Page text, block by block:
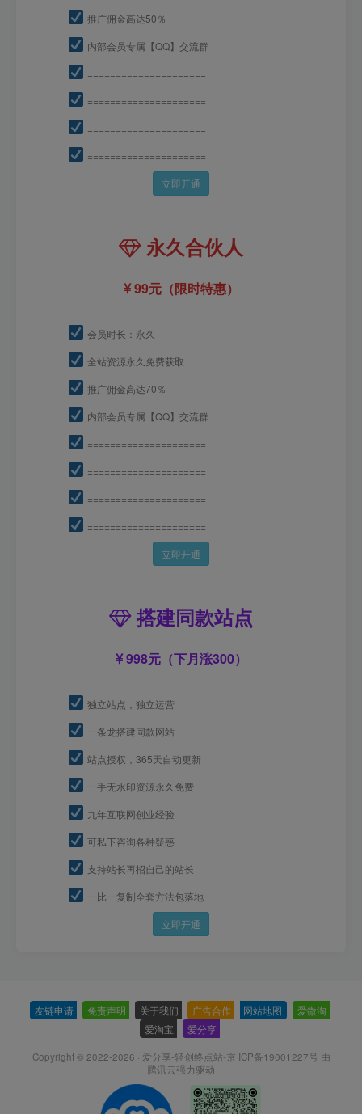
推广佣金高达50％
内部会员专属【QQ】交流群
=====================
=====================
=====================
=====================
立即开通
永久合伙人
99元（限时特惠）
会员时长：永久
全站资源永久免费获取
推广佣金高达70％
内部会员专属【QQ】交流群
=====================
=====================
=====================
=====================
立即开通
搭建同款站点
998元（下月涨300）
独立站点，独立运营
一条龙搭建同款网站
站点授权，365天自动更新
一手无水印资源永久免费
九年互联网创业经验
可私下咨询各种疑惑
支持站长再招自己的站长
一比一复制全套方法包落地
立即开通
友链申请 免责声明 关于我们 广告合作 网站地图 爱微淘
爱淘宝
爱分享
Copyright © 2022-2026 · 爱分享-轻创终点站-京 ICP备19001227号 由
腾讯云强力驱动